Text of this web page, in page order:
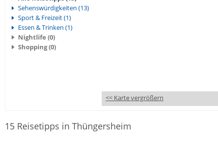
Sehenswürdigkeiten (13)
Sport & Freizeit (1)
Essen & Trinken (1)
Nightlife (0)
Shopping (0)
<< Karte vergrößern
15 Reisetipps in Thüngersheim